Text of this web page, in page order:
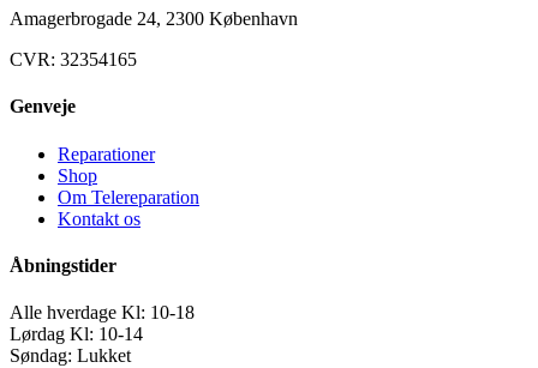
Amagerbrogade 24, 2300 København
CVR: 32354165
Genveje
Reparationer
Shop
Om Telereparation
Kontakt os
Åbningstider
Alle hverdage Kl: 10-18
Lørdag Kl: 10-14
Søndag: Lukket